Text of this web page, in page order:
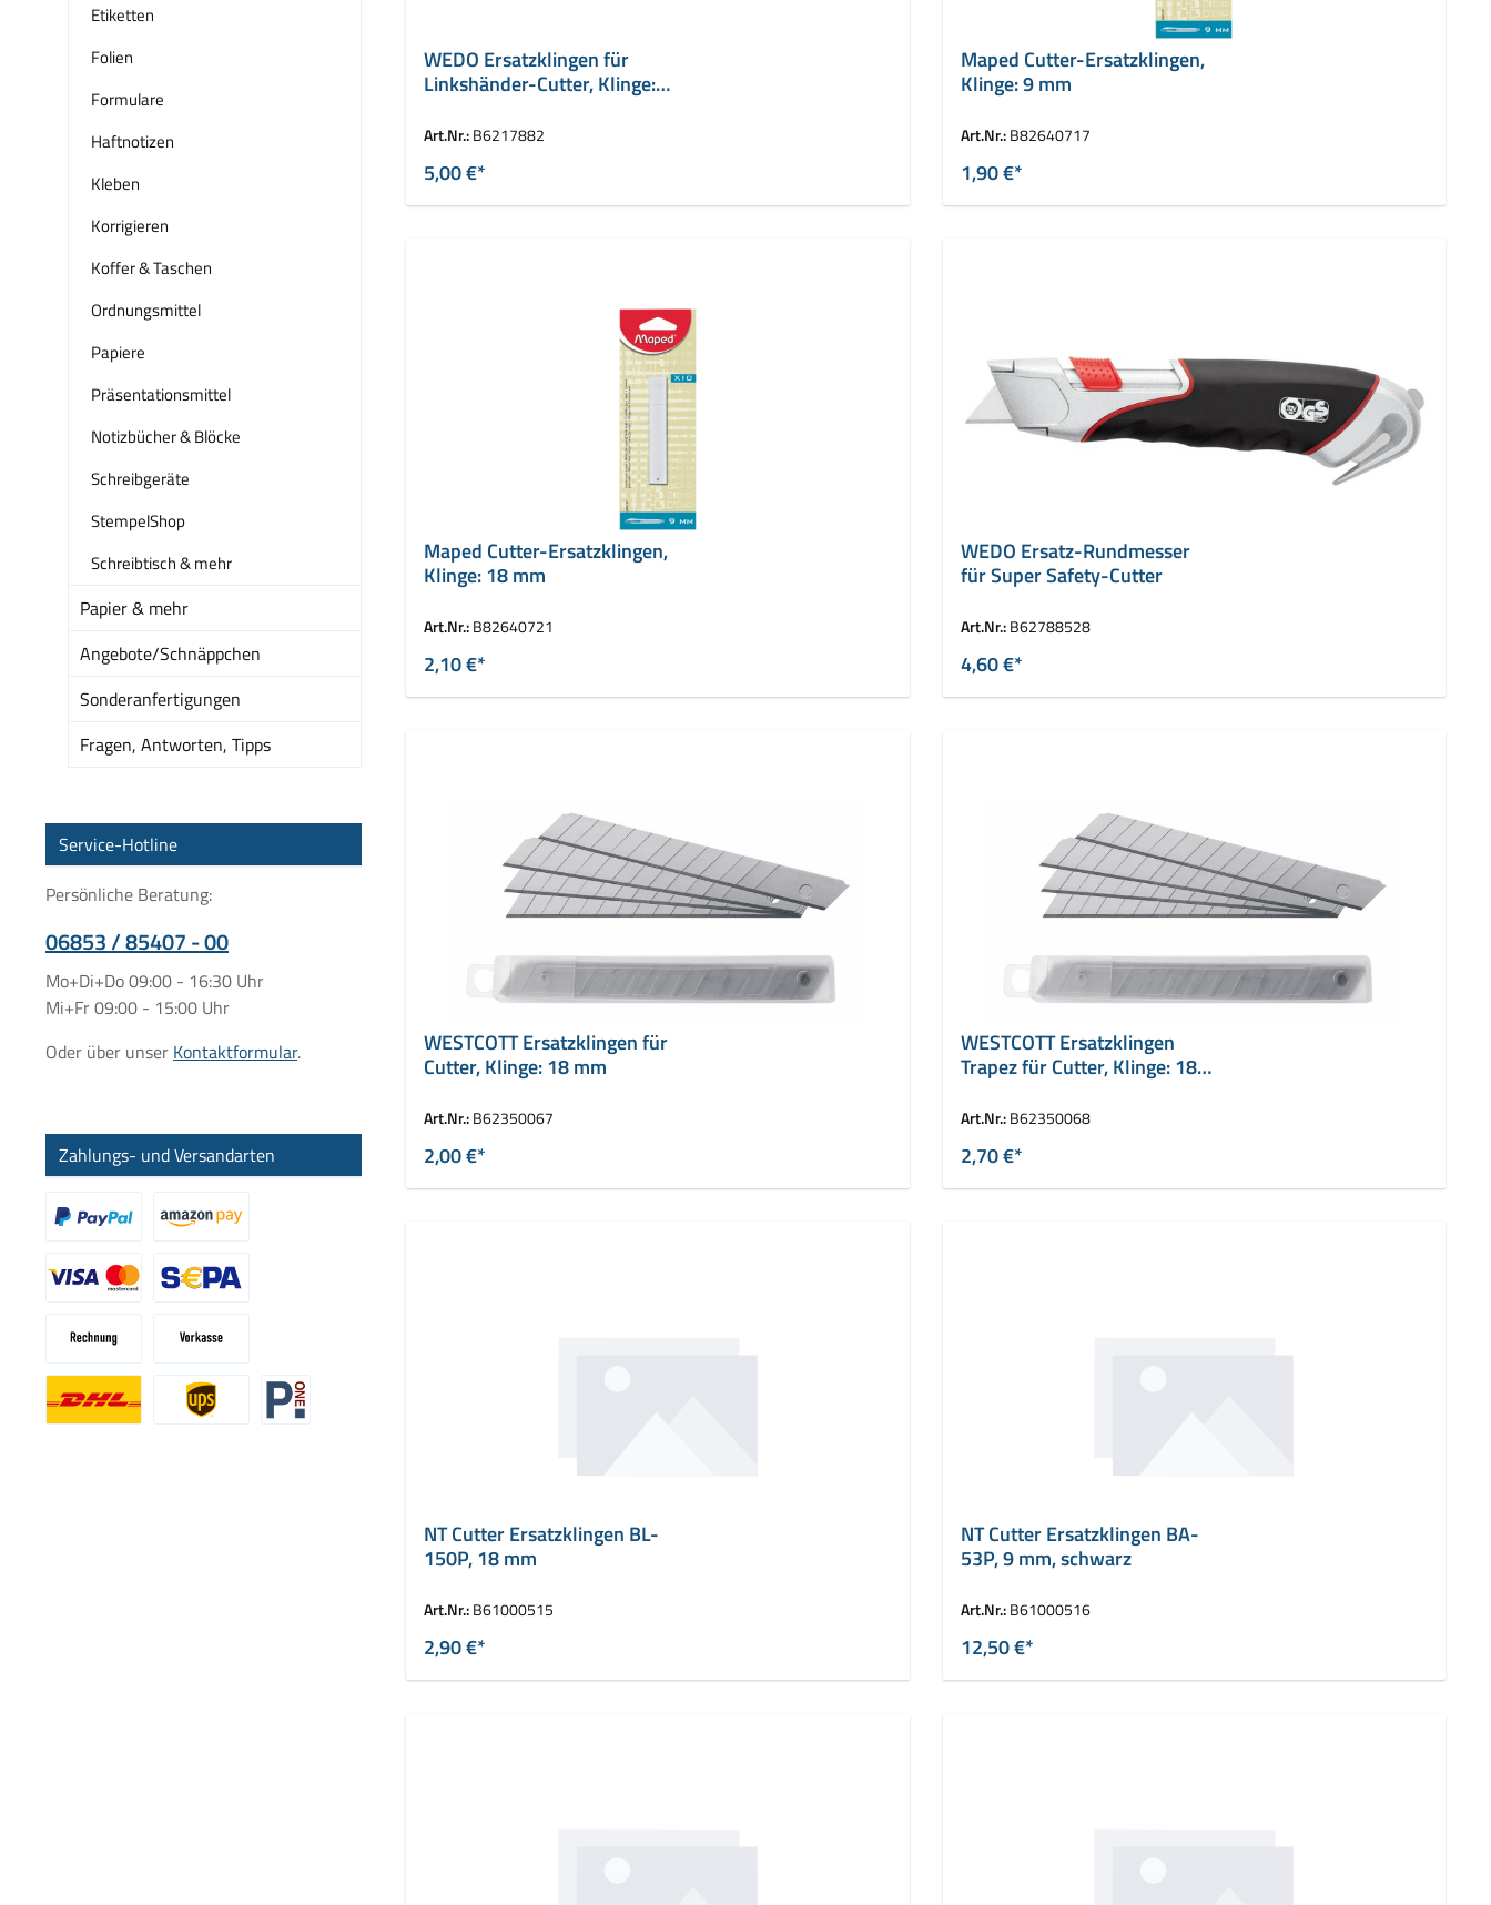
Etiketten
Folien
Formulare
Haftnotizen
Kleben
Korrigieren
Koffer & Taschen
Ordnungsmittel
Papiere
Präsentationsmittel
Notizbücher & Blöcke
Schreibgeräte
StempelShop
Schreibtisch & mehr
Papier & mehr
Angebote/Schnäppchen
Sonderanfertigungen
Fragen, Antworten, Tipps
Service-Hotline
Persönliche Beratung:
06853 / 85407 - 00
Mo+Di+Do 09:00 - 16:30 Uhr
Mi+Fr 09:00 - 15:00 Uhr
Oder über unser Kontaktformular.
Zahlungs- und Versandarten
WEDO Ersatzklingen für
Linkshänder-Cutter, Klinge:
Art.Nr.:B6217882
5,00 €*
Maped Cutter-Ersatzklingen,
Klinge: 9 mm
Art.Nr.:B82640717
1,90 €*
Maped Cutter-Ersatzklingen,
Klinge: 18 mm
Art.Nr.:B82640721
2,10 €*
WEDO Ersatz-Rundmesser
für Super Safety-Cutter
Art.Nr.:B62788528
4,60 €*
WESTCOTT Ersatzklingen für
Cutter, Klinge: 18 mm
Art.Nr.:B62350067
2,00 €*
WESTCOTT Ersatzklingen
Trapez für Cutter, Klinge: 18
Art.Nr.:B62350068
2,70 €*
NT Cutter Ersatzklingen BL-
150P, 18 mm
Art.Nr.:B61000515
2,90 €*
NT Cutter Ersatzklingen BA-
53P, 9 mm, schwarz
Art.Nr.:B61000516
12,50 €*